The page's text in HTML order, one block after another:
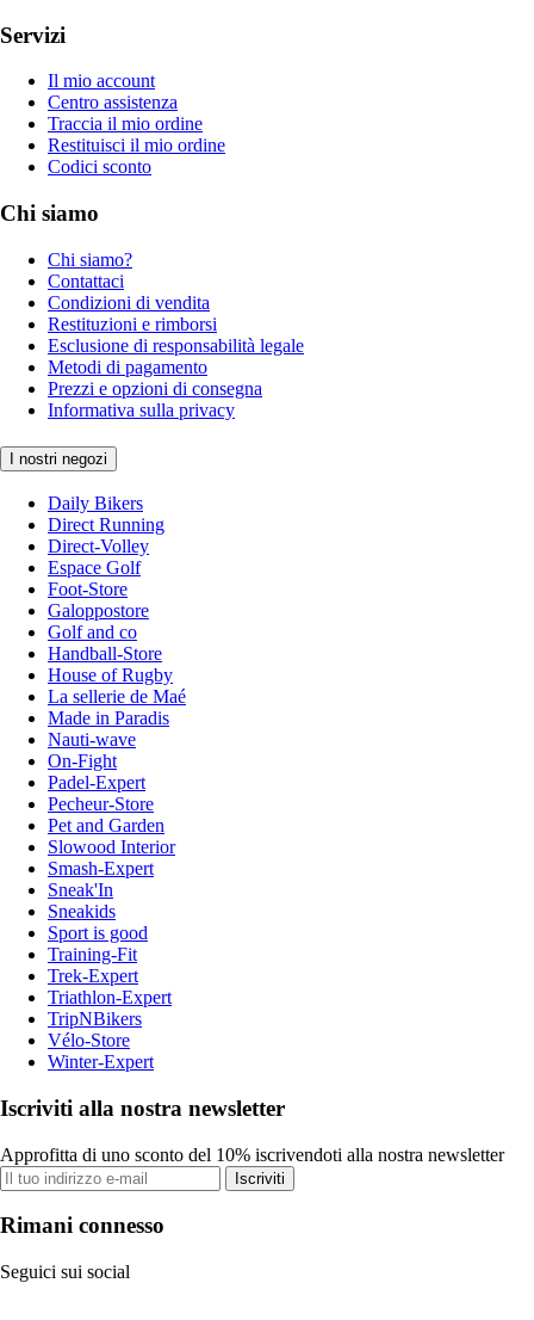
Servizi
Il mio account
Centro assistenza
Traccia il mio ordine
Restituisci il mio ordine
Codici sconto
Chi siamo
Chi siamo?
Contattaci
Condizioni di vendita
Restituzioni e rimborsi
Esclusione di responsabilità legale
Metodi di pagamento
Prezzi e opzioni di consegna
Informativa sulla privacy
I nostri negozi
Daily Bikers
Direct Running
Direct-Volley
Espace Golf
Foot-Store
Galoppostore
Golf and co
Handball-Store
House of Rugby
La sellerie de Maé
Made in Paradis
Nauti-wave
On-Fight
Padel-Expert
Pecheur-Store
Pet and Garden
Slowood Interior
Smash-Expert
Sneak'In
Sneakids
Sport is good
Training-Fit
Trek-Expert
Triathlon-Expert
TripNBikers
Vélo-Store
Winter-Expert
Iscriviti alla nostra newsletter
Approfitta di uno sconto del 10% iscrivendoti alla nostra newsletter
Iscriviti
Rimani connesso
Seguici sui social